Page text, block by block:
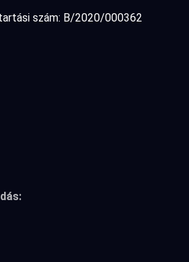
szám: B/2020/000362